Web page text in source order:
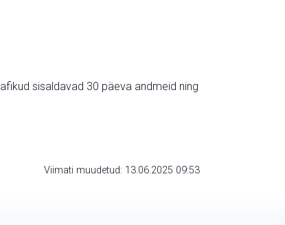
sisaldavad 30 päeva andmeid ning
Viimati muudetud: 13.06.2025 09:53